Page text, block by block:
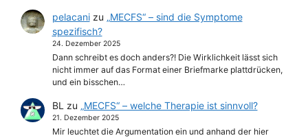
pelacanizu „MECFS“ – sind die Symptome
spezifisch?
24. Dezember 2025
Dann schreibt es doch anders?! Die Wirklichkeit lässt sich
nicht immer auf das Format einer Briefmarke plattdrücken,
und ein bisschen…
BL zu „MECFS“ – welche Therapie ist sinnvoll?
21. Dezember 2025
Mir leuchtet die Argumentation ein und anhand der hier